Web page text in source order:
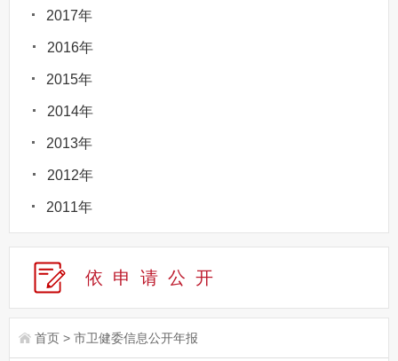
2017年
2016年
2015年
2014年
2013年
2012年
2011年
依申请公 开
首页 > 市卫健委信息公开年报